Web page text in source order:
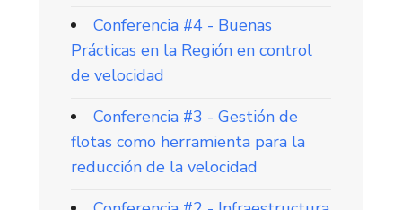
Conferencia #4 - Buenas
Prácticas en la Región en control
de velocidad
Conferencia #3 - Gestión de
flotas como herramienta para la
reducción de la velocidad